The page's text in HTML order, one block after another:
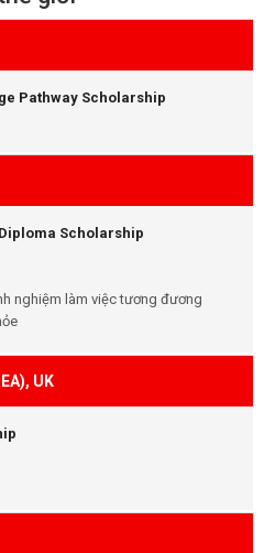
Pathway Scholarship
Scholarship
nghiệm làm việc tương đương
UK